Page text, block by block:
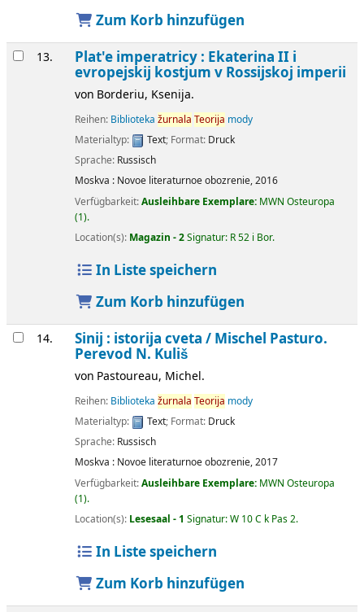
Zum Korb hinzufügen
13. Plat'e imperatricy : Ekaterina II i
evropejskij kostjum v Rossijskoj imperii
von Borderiu, Ksenija.
Reihen: Biblioteka žurnala Teorija mody
Materialtyp:
Text; Format: Druck
Sprache: Russisch
Moskva : Novoe literaturnoe obozrenie,2016
Verfügbarkeit:Ausleihbare Exemplare: MWN Osteuropa
(1).
Location(s): Magazin - 2Signatur: R 52 i Bor.
In Liste speichern
Zum Korb hinzufügen
14. Sinij : istorija cveta / Mischel Pasturo.
Perevod N. Kuliš
von Pastoureau, Michel.
Reihen: Biblioteka žurnala Teorija mody
Materialtyp:
Text; Format: Druck
Sprache: Russisch
Moskva : Novoe literaturnoe obozrenie,2017
Verfügbarkeit:Ausleihbare Exemplare: MWN Osteuropa
(1).
Location(s): Lesesaal - 1 Signatur:W 10 C k Pas 2.
In Liste speichern
Zum Korb hinzufügen